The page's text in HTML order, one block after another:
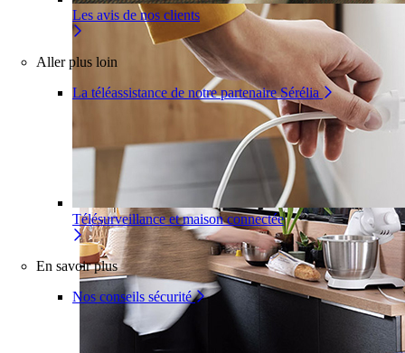
Télésurveillance et maison connectée
En savoir plus
Nos conseils sécurité
Les avis de nos clients
Aller plus loin
La téléassistance de notre partenaire Sérélia